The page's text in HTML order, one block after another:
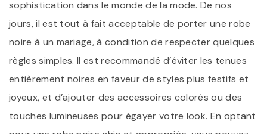
sophistication dans le monde de la mode. De nos
jours, il est tout à fait acceptable de porter une robe
noire à un mariage, à condition de respecter quelques
règles simples. Il est recommandé d’éviter les tenues
entièrement noires en faveur de styles plus festifs et
joyeux, et d’ajouter des accessoires colorés ou des
touches lumineuses pour égayer votre look. En optant